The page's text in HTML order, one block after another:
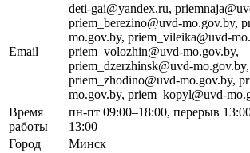
Email
deti-gai@yandex.ru,
priem_berezino@uvd-mo.gov.by,
mo.gov.by, priem_vileika@uvd-
priem_volozhin@uvd-mo.gov.by,
priem_dzerzhinsk@uvd-mo.gov.by,
priem_zhodino@uvd-mo.gov.by,
mo.gov.by, priem_kopyl@uvd-
Время
работы
пн-пт 09:00–18:00, перерыв
13:00
Город
Минск